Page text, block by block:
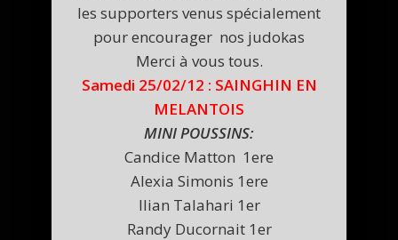
les supporters venus spécialement
pour encourager nos judokas
Merci à vous tous.
Samedi 25/02/12 : SAINGHIN EN
MELANTOIS
MINI POUSSINS:
Candice Matton 1ere
Alexia Simonis 1ere
Ilian Talahari 1er
Randy Ducornait 1er